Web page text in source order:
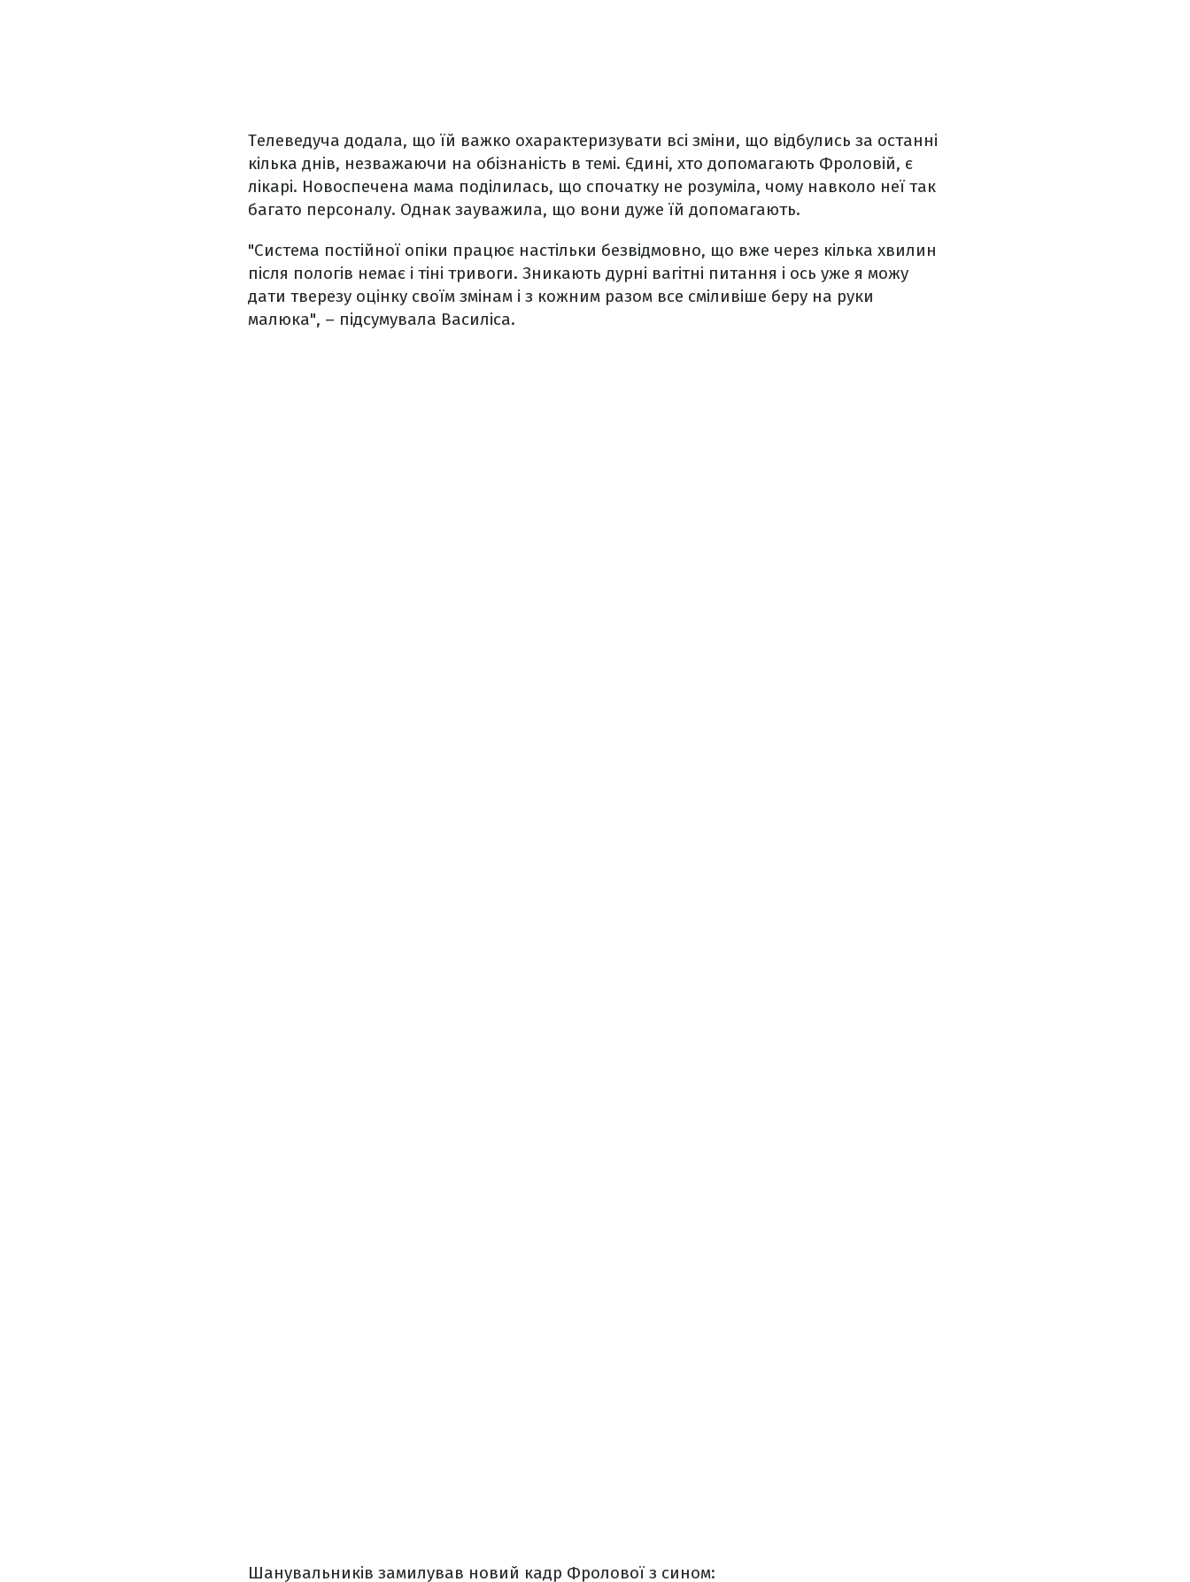
Телеведуча додала, що їй важко охарактеризувати всі зміни, що відбулись за останні
кілька днів, незважаючи на обізнаність в темі. Єдині, хто допомагають Фроловій, є
лікарі. Новоспечена мама поділилась, що спочатку не розуміла, чому навколо неї так
багато персоналу. Однак зауважила, що вони дуже їй допомагають.
"Система постійної опіки працює настільки безвідмовно, що вже через кілька хвилин
після пологів немає і тіні тривоги. Зникають дурні вагітні питання і ось уже я можу
дати тверезу оцінку своїм змінам і з кожним разом все сміливіше беру на руки
малюка", – підсумувала Василіса.
Шанувальників замилував новий кадр Фролової з сином: